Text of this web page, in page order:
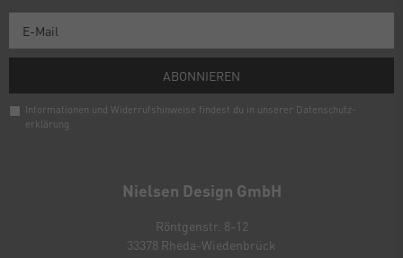
Nielsen Design GmbH
Röntgenstr. 8-12
33378 Rheda-Wiedenbrück
ABONNIEREN
Informationen und Widerrufshinweise findest du in unserer Daten­schutz­
erklärung